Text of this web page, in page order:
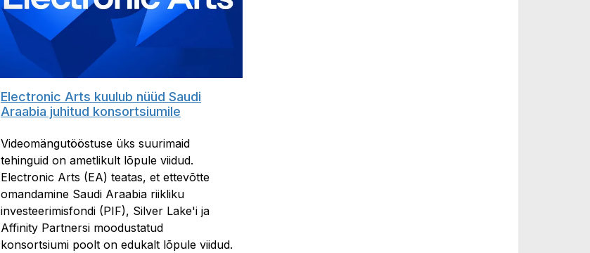
Electronic Arts kuulub nüüd Saudi
Araabia juhitud konsortsiumile
Videomängutööstuse üks suurimaid
tehinguid on ametlikult lõpule viidud.
Electronic Arts (EA) teatas, et ettevõtte
omandamine Saudi Araabia riikliku
investeerimisfondi (PIF), Silver Lake'i ja
Affinity Partnersi moodustatud
konsortsiumi poolt on edukalt lõpule viidud.